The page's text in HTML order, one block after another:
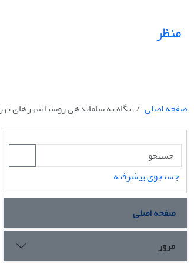
منظر
صفحه اصلی نگاه به ساماندهی روستا شهرهای
جستجوی پیشرفته
صفحه اصلی
مرور